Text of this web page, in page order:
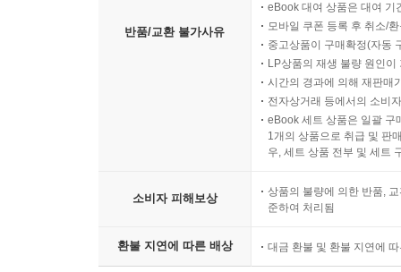
반품/교환 불가사유
eBook 대여 상품은 대여 기
모바일 쿠폰 등록 후 취소/
중고상품이 구매확정(자동
LP상품의 재생 불량 원인
시간의 경과에 의해 재판매
전자상거래 등에서의 소비
eBook 세트 상품은 일괄 구
1개의 상품으로 취급 및 판
우, 세트 상품 전부 및 세트
소비자 피해보상
상품의 불량에 의한 반품,
준하여 처리됨
환불 지연에 따른 배상 대금 환불 및 환불 지연에